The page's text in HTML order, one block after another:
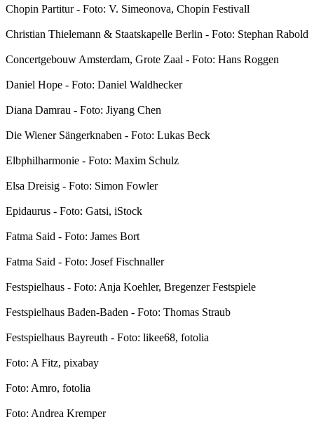
Chopin Partitur - Foto: V. Simeonova, Chopin Festivall
Christian Thielemann & Staatskapelle Berlin - Foto: Stephan Rabold
Concertgebouw Amsterdam, Grote Zaal - Foto: Hans Roggen
Daniel Hope - Foto: Daniel Waldhecker
Diana Damrau - Foto: Jiyang Chen
Die Wiener Sängerknaben - Foto: Lukas Beck
Elbphilharmonie - Foto: Maxim Schulz
Elsa Dreisig - Foto: Simon Fowler
Epidaurus - Foto: Gatsi, iStock
Fatma Said - Foto: James Bort
Fatma Said - Foto: Josef Fischnaller
Festspielhaus - Foto: Anja Koehler, Bregenzer Festspiele
Festspielhaus Baden-Baden - Foto: Thomas Straub
Festspielhaus Bayreuth - Foto: likee68, fotolia
Foto: A Fitz, pixabay
Foto: Amro, fotolia
Foto: Andrea Kremper